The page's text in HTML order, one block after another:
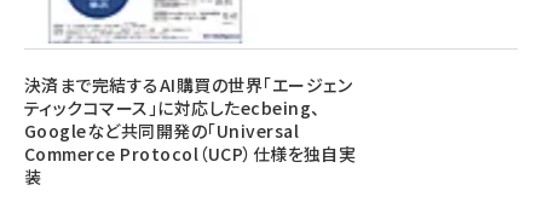
決済まで完結するAI購買の世界「エージェン
ティックコマース」に対応したecbeing、
Googleなど共同開発の「Universal
Commerce Protocol（UCP）仕様を独自実
装